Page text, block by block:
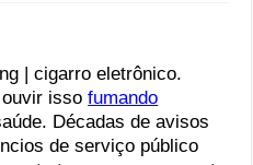
Entenda os riscos na gravidez
Revelação, Paz e a Lei do
Campos
| cigarro eletrônico.
ouvir issofumando
Décadas de avisos
de serviço público